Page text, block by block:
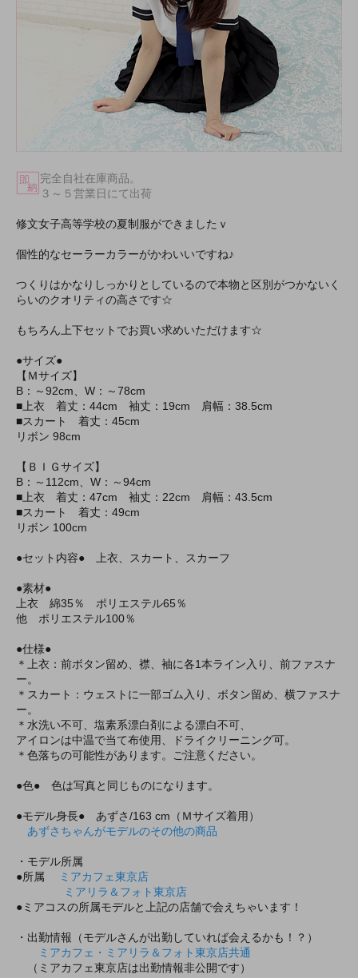
完全自社在庫商品。
３～５営業日にて出荷
修文女子高等学校の夏制服ができましたｖ
個性的なセーラーカラーがかわいいですね♪
つくりはかなりしっかりとしているので本物と区別がつかないく
らいのクオリティの高さです☆
もちろん上下セットでお買い求めいただけます☆
●サイズ●
【Ｍサイズ】
B：～92cm、W：～78cm
■上衣 着丈：44cm 袖丈：19cm 肩幅：38.5cm
■スカート 着丈：45cm
リボン 98cm
【ＢＩＧサイズ】
B：～112cm、W：～94cm
■上衣 着丈：47cm 袖丈：22cm 肩幅：43.5cm
■スカート 着丈：49cm
リボン 100cm
●セット内容● 上衣、スカート、スカーフ
●素材●
上衣 綿35％ ポリエステル65％
他 ポリエステル100％
●仕様●
＊上衣：前ボタン留め、襟、袖に各1本ライン入り、前ファスナ
ー。
＊スカート：ウェストに一部ゴム入り、ボタン留め、横ファスナ
ー。
＊水洗い不可、塩素系漂白剤による漂白不可、
アイロンは中温で当て布使用、ドライクリーニング可。
＊色落ちの可能性があります。ご注意ください。
●色● 色は写真と同じものになります。
●モデル身長● あずさ/163 cm（Ｍサイズ着用）
あずさちゃんがモデルのその他の商品
・モデル所属
●所属
ミアカフェ東京店
ミアリラ＆フォト東京店
●ミアコスの所属モデルと上記の店舗で会えちゃいます！
・出勤情報（モデルさんが出勤していれば会えるかも！？）
ミアカフェ・ミアリラ＆フォト東京店共通
（ミアカフェ東京店は出勤情報非公開です）